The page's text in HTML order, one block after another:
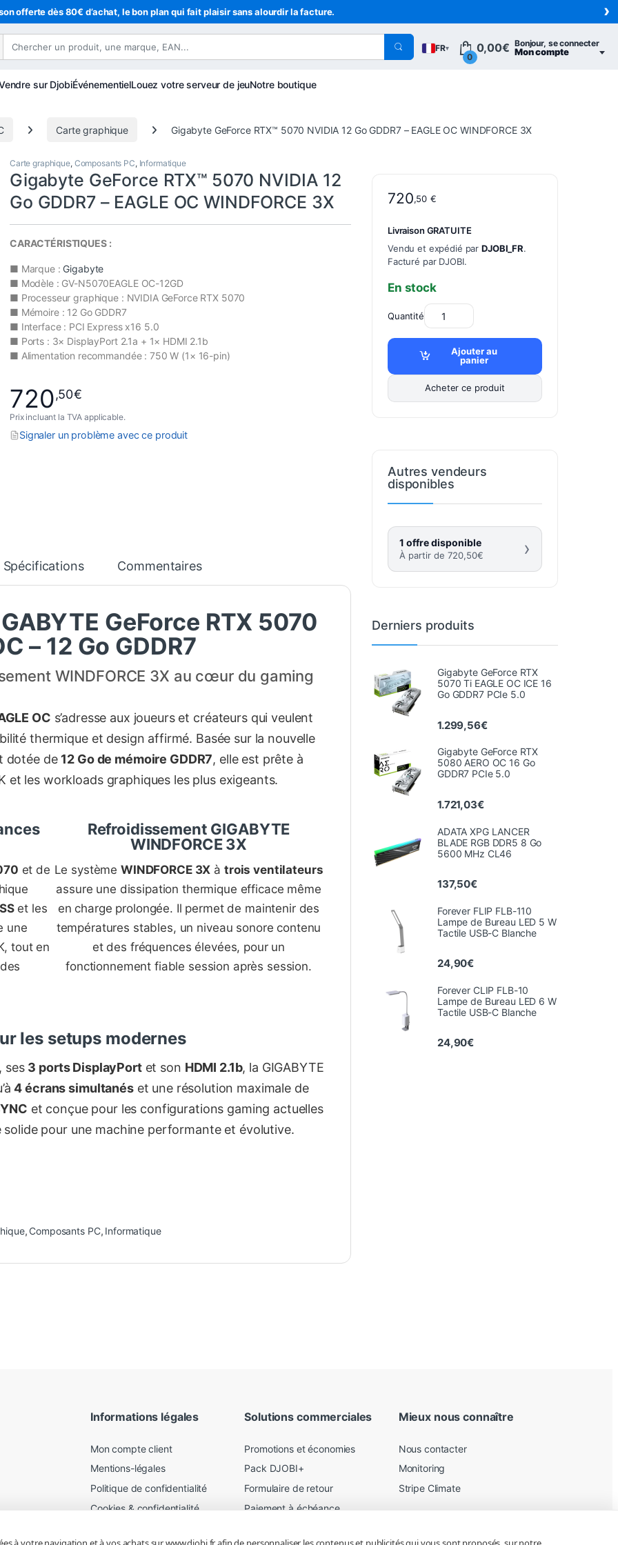
offerte dès 80€ d’achat, le bon plan qui fait plaisir sans alourdir la facture. ›
FR▾ Bonjour, se connecter
Mon compte
0
0,00€
sur DjobiÉvénementielLouez votre serveur de jeuNotre boutique
Carte graphique Gigabyte GeForce RTX™ 5070 NVIDIA 12 Go GDDR7 – EAGLE OC WINDFORCE 3X
Carte graphique, Composants PC, Informatique
Gigabyte GeForce RTX™ 5070 NVIDIA 12
Go GDDR7 – EAGLE OC WINDFORCE 3X
CARACTÉRISTIQUES :
■ Marque : Gigabyte
■ Modèle : GV-N5070EAGLE OC-12GD
■ Processeur graphique : NVIDIA GeForce RTX 5070
■ Mémoire : 12 Go GDDR7
■ Interface : PCI Express x16 5.0
■ Ports : 3× DisplayPort 2.1a + 1× HDMI 2.1b
■ Alimentation recommandée : 750 W (1× 16-pin)
720,50€
Prix incluant la TVA applicable.
Signaler un problème avec ce produit
Spécifications Commentaires
GeForce RTX 5070
– 12 Go GDDR7
WINDFORCE 3X au cœur du gaming
OC s’adresse aux joueurs et créateurs qui veulent
thermique et design affirmé. Basée sur la nouvelle
dotée de 12 Go de mémoire GDDR7, elle est prête à
et les workloads graphiques les plus exigeants.
et de
et les
une
tout en
Refroidissement GIGABYTE
WINDFORCE 3X
Le systèmeWINDFORCE 3X à trois ventilateurs
assure une dissipation thermique efficace même
en charge prolongée. Il permet de maintenir des
températures stables, un niveau sonore contenu
et des fréquences élevées, pour un
fonctionnement fiable session après session.
les setups modernes
, ses 3 ports DisplayPortet son HDMI 2.1b, la GIGABYTE
4 écrans simultanéset une résolution maximale de
et conçue pour les configurations gaming actuelles
pour une machine performante et évolutive.
, Composants PC, Informatique
720,50 €
Livraison GRATUITE
Vendu et expédié parDJOBI_FR.
Facturé par DJOBI.
En stock
Quantité
Ajouter au
panier
Acheter ce produit
Autres vendeurs
disponibles
1 offre disponible
À partir de 720,50€ ›
Derniers produits
Gigabyte GeForce RTX
5070 Ti EAGLE OC ICE 16
Go GDDR7 PCIe 5.0
1.299,56€
Gigabyte GeForce RTX
5080 AERO OC 16 Go
GDDR7 PCIe 5.0
1.721,03€
ADATA XPG LANCER
BLADE RGB DDR5 8 Go
5600 MHz CL46
137,50€
Forever FLIP FLB-110
Lampe de Bureau LED 5 W
Tactile USB-C Blanche
24,90€
Forever CLIP FLB-10
Lampe de Bureau LED 6 W
Tactile USB-C Blanche
24,90€
Informations légales
Mon compte client
Mentions-légales
Politique de confidentialité
Cookies & confidentialité
Solutions commerciales
Promotions et économies
Pack DJOBI+
Formulaire de retour
Paiement à échéance
Mieux nous connaître
Nous contacter
Monitoring
Stripe Climate